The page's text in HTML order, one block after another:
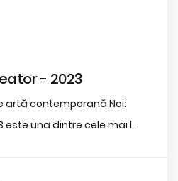
- 2023
artă contemporană Noi:
este una dintre cele mai l...